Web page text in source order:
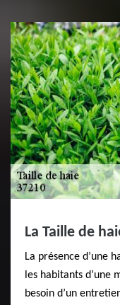
La Taille de
La présence d’une
les habitants d’une
besoin d’un